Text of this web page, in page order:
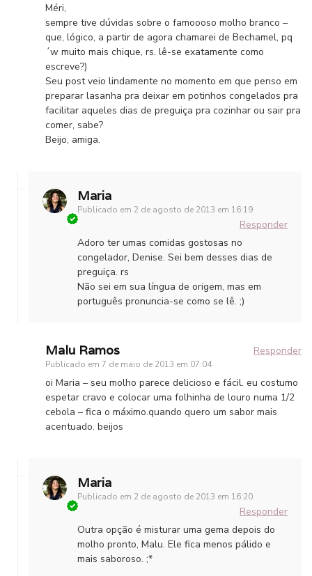
Méri,
sempre tive dúvidas sobre o famoooso molho branco –
que, lógico, a partir de agora chamarei de Bechamel, pq
´w muito mais chique, rs. lê-se exatamente como
escreve?)
Seu post veio lindamente no momento em que penso em
preparar lasanha pra deixar em potinhos congelados pra
facilitar aqueles dias de preguiça pra cozinhar ou sair pra
comer, sabe?
Beijo, amiga.
Maria
Publicado em 2 de agosto de 2013 em 16:19
Responder
Adoro ter umas comidas gostosas no
congelador, Denise. Sei bem desses dias de
preguiça. rs
Não sei em sua língua de origem, mas em
português pronuncia-se como se lê. ;)
Malu Ramos
Publicado em 7 de maio de 2013 em 07:04
Responder
oi Maria – seu molho parece delicioso e fácil. eu costumo
espetar cravo e colocar uma folhinha de louro numa 1/2
cebola – fica o máximo.quando quero um sabor mais
acentuado. beijos
Maria
Publicado em 2 de agosto de 2013 em 16:20
Responder
Outra opção é misturar uma gema depois do
molho pronto, Malu. Ele fica menos pálido e
mais saboroso. ;*